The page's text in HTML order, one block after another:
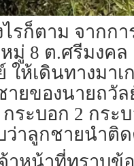
ไรก็ตาม จากก
มู่ 8 ต.ศรีมงคล
ให้เดินทางมา
ายของนายถวั
กระบอก 2 กระ
ว่าลูกชายนำติ